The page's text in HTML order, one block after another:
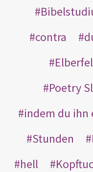
contra
Poetry
indem du ihn
Stunden
hell